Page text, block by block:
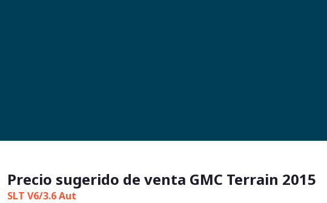
Precio sugerido de venta GMC Terrain 2015
SLT V6/3.6 Aut